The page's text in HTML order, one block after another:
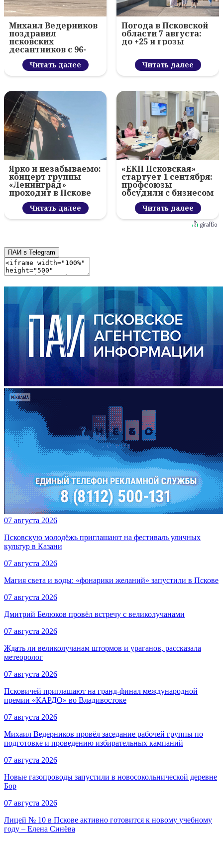
Михаил Ведерников
поздравил
псковских
десантников с 96-
летием ВДВ и
вручил награды
Читать далее
Погода в Псковской
области 7 августа:
до +25 и грозы
Читать далее
Ярко и незабываемо:
концерт группы
«Ленинград»
проходит в Пскове
Читать далее
«ЕКП Псковская»
стартует 1 сентября:
профсоюзы
обсудили с бизнесом
новый цифровой
проектЧитать далее
ПАИ в Telegram
07 августа 2026
Псковскую молодёжь приглашают на фестиваль уличных
культур в Казани
07 августа 2026
Магия света и воды: «фонарики желаний» запустили в Пскове
07 августа 2026
Дмитрий Белюков провёл встречу с великолучанами
07 августа 2026
Ждать ли великолучанам штормов и ураганов, рассказала
метеоролог
07 августа 2026
Псковичей приглашают на гранд‑финал международной
премии «КАРДО» во Владивостоке
07 августа 2026
Михаил Ведерников провёл заседание рабочей группы по
подготовке и проведению избирательных кампаний
07 августа 2026
Новые газопроводы запустили в новосокольнической деревне
Бор
07 августа 2026
Лицей № 10 в Пскове активно готовится к новому учебному
году – Елена Синёва